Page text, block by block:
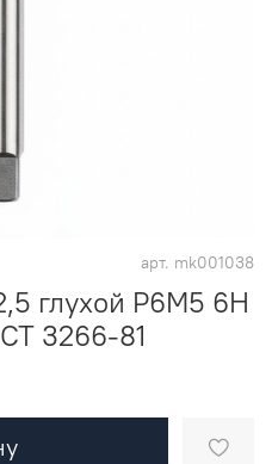
арт. mk001038
глухой Р6М5 6H
3266-81